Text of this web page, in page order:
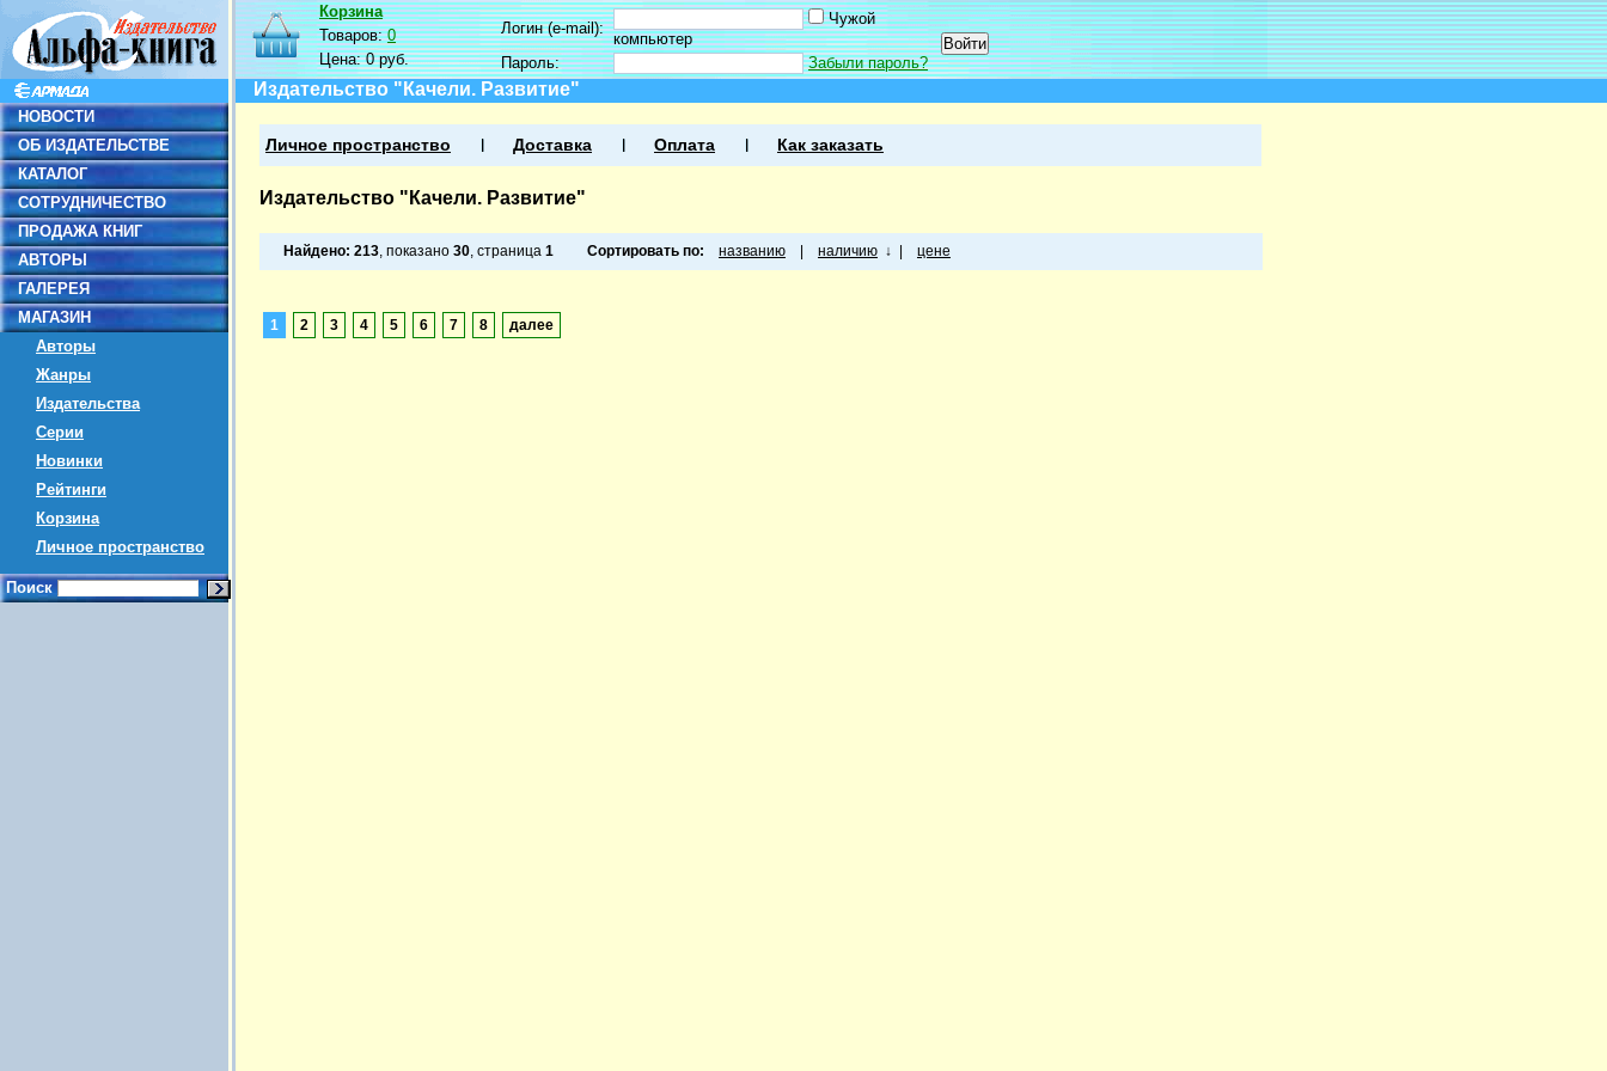
НОВОСТИ
ОБ ИЗДАТЕЛЬСТВЕ
КАТАЛОГ
СОТРУДНИЧЕСТВО
ПРОДАЖА КНИГ
АВТОРЫ
ГАЛЕРЕЯ
МАГАЗИН
Авторы
Жанры
Издательства
Серии
Новинки
Рейтинги
Корзина
Личное пространство
Поиск
Корзина
Товаров:0
Цена:0 руб.
Логин (e-mail):
Чужой
компьютер
Пароль:
Забыли пароль?
Издательство "Качели. Развитие"
Личное пространство Доставка Оплата Как заказать
Издательство "Качели. Развитие"
Найдено: 213, показано 30, страница 1 Сортировать по: названию наличию ↓ цене
1 2 3 4 5 6 7 8 далее